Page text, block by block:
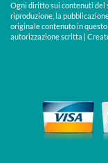
Ogni diritto sui contenuti del
riproduzione, la
originale contenuto in
autorizzazione scritta |